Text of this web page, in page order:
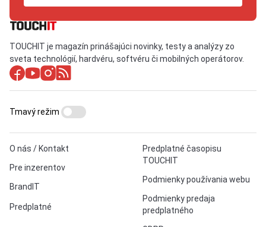
TOUCHIT je magazín prinášajúci novinky, testy a analýzy zo
sveta technológií, hardvéru, softvéru či mobilných operátorov.
O nás / Kontakt
Pre inzerentov
BrandIT
Predplatné
Predplatné časopisu
TOUCHIT
Podmienky používania webu
Podmienky predaja
predplatného
Tmavý režim